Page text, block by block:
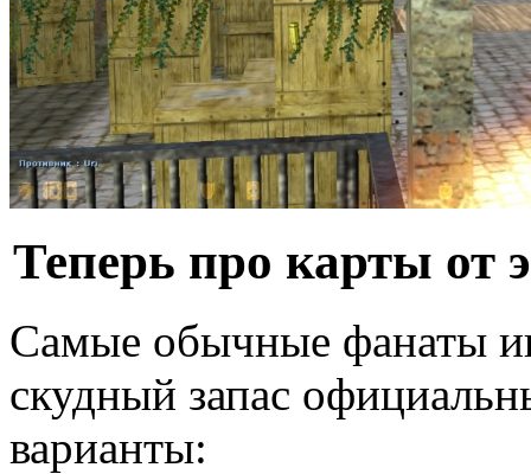
Теперь про карты от
Самые обычные фанаты
скудный запас
варианты: